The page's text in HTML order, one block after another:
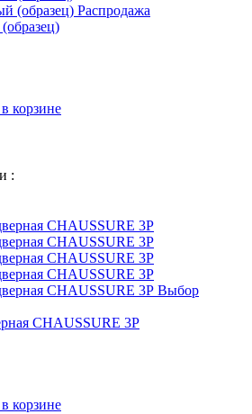
Распродажа
корзине
:
Выбор
CHAUSSURE 3P
корзине